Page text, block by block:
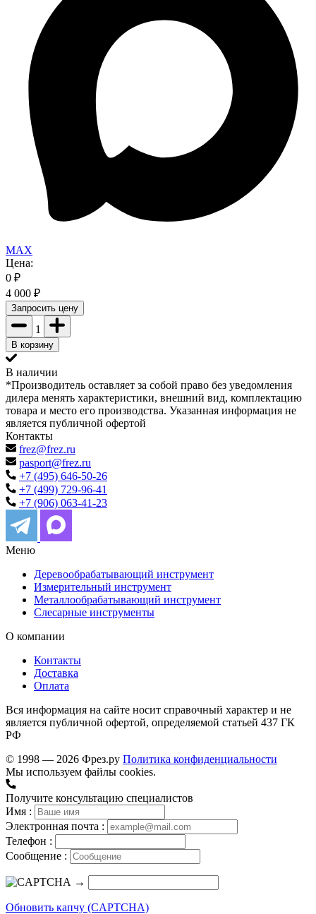
MAX
Цена:
0 ₽
4 000 ₽
Запросить цену
1
В корзину
В наличии
*Производитель оставляет за собой право без уведомления
дилера менять характеристики, внешний вид, комплектацию
товара и место его производства. Указанная информация не
является публичной офертой
Контакты
frez@frez.ru
pasport@frez.ru
+7 (495) 646-50-26
+7 (499) 729-96-41
+7 (906) 063-41-23
Меню
Деревообрабатывающий инструмент
Измерительный инструмент
Металлообрабатывающий инструмент
Слесарные инструменты
О компании
Контакты
Доставка
Оплата
Вся информация на сайте носит справочный характер и не
является публичной офертой, определяемой статьей 437 ГК
РФ
© 1998 — 2026 Фрез.ру Политика конфиденциальности
Мы используем файлы cookies.
Получите консультацию специалистов
Имя :
Электронная почта :
Телефон :
Сообщение :
→
Обновить капчу (CAPTCHA)